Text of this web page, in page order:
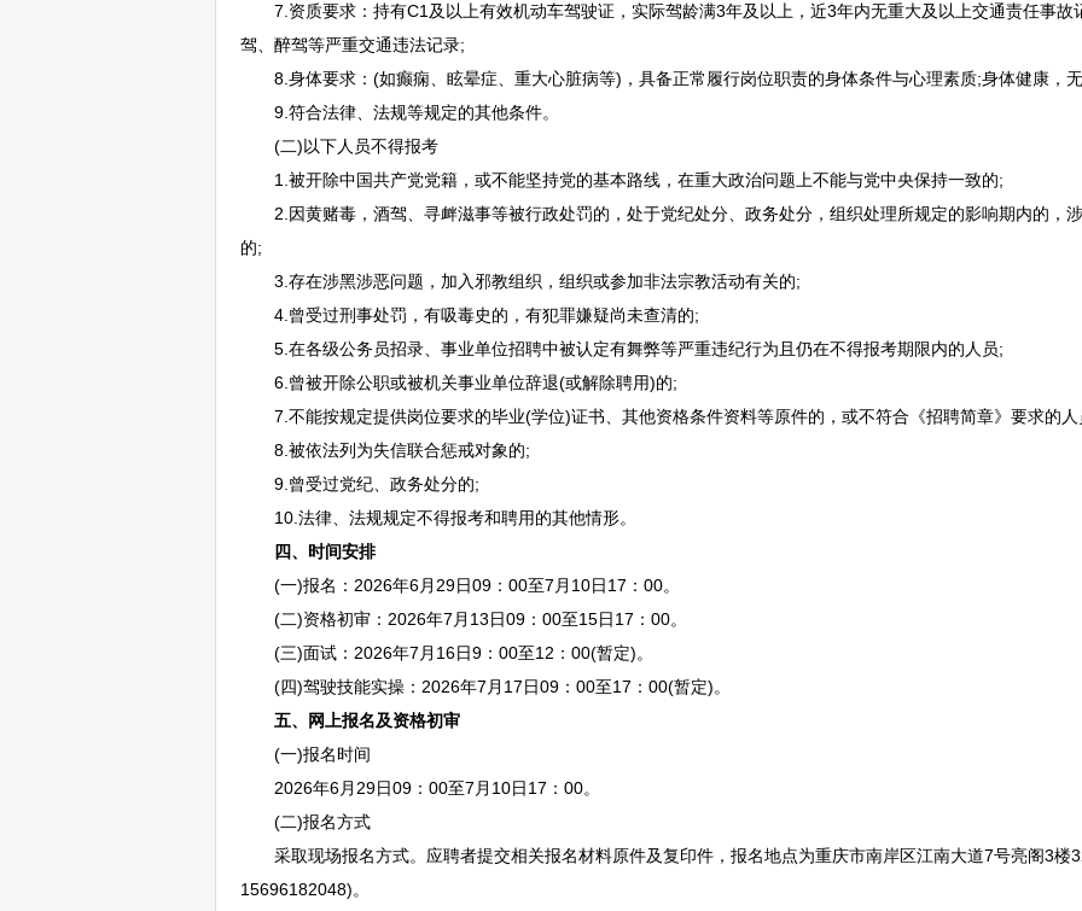
7.资质要求：持有C1及以上有效机动车驾驶证，实际驾龄满3年及以上，近3年内无重大及以上交通责任事故
驾、醉驾等严重交通违法记录;
8.身体要求：(如癫痫、眩晕症、重大心脏病等)，具备正常履行岗位职责的身体条件与心理素质;身体健康，
9.符合法律、法规等规定的其他条件。
(二)以下人员不得报考
1.被开除中国共产党党籍，或不能坚持党的基本路线，在重大政治问题上不能与党中央保持一致的;
2.因黄赌毒，酒驾、寻衅滋事等被行政处罚的，处于党纪处分、政务处分，组织处理所规定的影响期内的，
的;
3.存在涉黑涉恶问题，加入邪教组织，组织或参加非法宗教活动有关的;
4.曾受过刑事处罚，有吸毒史的，有犯罪嫌疑尚未查清的;
5.在各级公务员招录、 事业单位招聘中被认定有舞弊等严重违纪行为且仍在不得报考期限内的人员;
6.曾被开除公职或被机关事业单位辞退(或解除聘用)的;
7.不能按规定提供岗位要求的毕业(学位)证书、其他资格条件资料等原件的，或不符合《招聘简章》要求的人
8.被依法列为失信联合惩戒对象的;
9.曾受过党纪、政务处分的;
10.法律、法规规定不得报考和聘用的其他情形。
四、时间安排
(一)报名：2026年6月29日09：00至7月10日17：00。
(二)资格初审：2026年7月13日09：00至15日17：00。
(三)面试：2026年7月16日9：00至12：00(暂定)。
(四)驾驶技能实操：2026年7月17日09：00至17：00(暂定)。
五、网上报名及资格初审
(一)报名时间
2026年6月29日09：00至7月10日17：00。
(二)报名方式
采取现场报名方式。应聘者提交相关报名材料原件及复印件，报名地点为重庆市南岸区江南大道7号亮阁3楼
15696182048)。